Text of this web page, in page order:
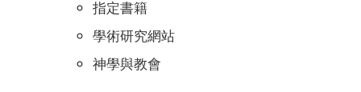
指定書籍
學術研究網站
神學與教會